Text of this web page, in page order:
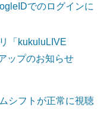
でのログインに
「kukuluLIVE
ップのお知らせ
シフトが正常に視聴